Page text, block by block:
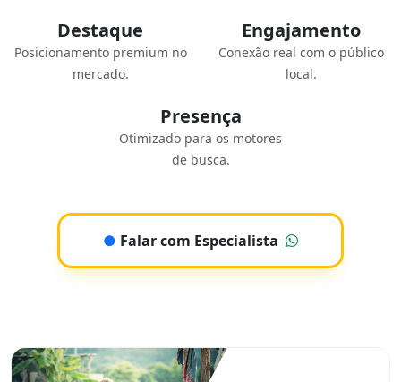
Destaque
Posicionamento premium no
mercado.
Engajamento
Conexão real com o público
local.
Presença
Otimizado para os motores
de busca.
● Falar com Especialista